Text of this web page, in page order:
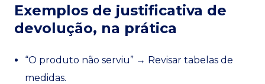
Exemplos de justificativa de
devolução, na prática
“O produto não serviu” → Revisar tabelas de
medidas.